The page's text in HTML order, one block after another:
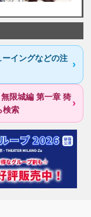
ーイングなどの注
限城編 第一章 猗
検索